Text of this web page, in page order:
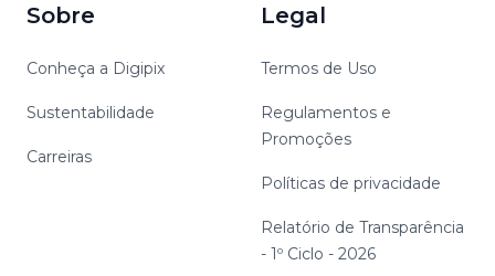
Sobre
Conheça a Digipix
Sustentabilidade
Carreiras
Legal
Termos de Uso
Regulamentos e
Promoções
Políticas de privacidade
Relatório de Transparência
- 1º Ciclo - 2026